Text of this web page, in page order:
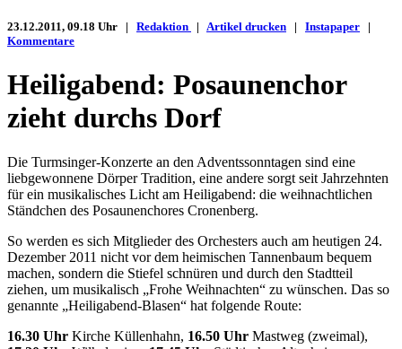
23.12.2011, 09.18 Uhr | Redaktion | Artikel drucken | Instapaper |
Kommentare
Heiligabend: Posaunenchor
zieht durchs Dorf
Die Turmsinger-Konzerte an den Adventssonntagen sind eine
liebgewonnene Dörper Tradition, eine andere sorgt seit Jahrzehnten
für ein musikalisches Licht am Heiligabend: die weihnachtlichen
Ständchen des Posaunenchores Cronenberg.
So werden es sich Mitglieder des Orchesters auch am heutigen 24.
Dezember 2011 nicht vor dem heimischen Tannenbaum bequem
machen, sondern die Stiefel schnüren und durch den Stadtteil
ziehen, um musikalisch „Frohe Weihnachten“ zu wünschen. Das so
genannte „Heiligabend-Blasen“ hat folgende Route:
16.30 Uhr Kirche Küllenhahn, 16.50 Uhr Mastweg (zweimal),